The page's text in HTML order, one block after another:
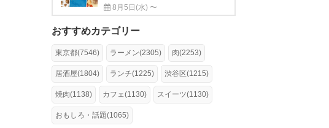
8月5日(水) 〜
おすすめカテゴリー
東京都(7546) ラーメン(2305) 肉(2253)
居酒屋(1804) ランチ(1225) 渋谷区(1215)
焼肉(1138) カフェ(1130) スイーツ(1130)
おもしろ・話題(1065)